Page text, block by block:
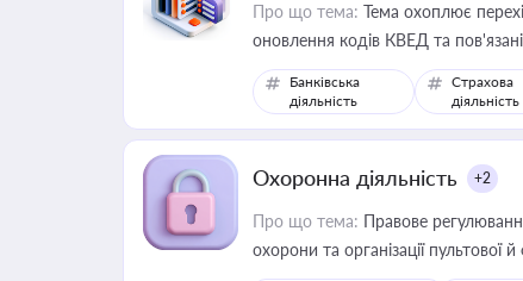
Про що тема: Тема охоплює
оновлення кодів КВЕД та
Банківська
діяльність
Страхова
діяльність
Охоронна діяльність +2
Про що тема: Правове
охорони та організації пультової